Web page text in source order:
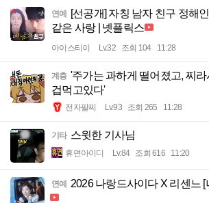
연예
[선공개] 자칭 남자 친구 정해
같은 사랑 | 넷플릭스
아이스티이 Lv.32 조회 104 11:28
계층 '주가는 과하게 떨어졌고, 찌
겁먹고있다'
전자팔찌 Lv.93 조회 265 11:28
기타 스윗한 기사님
휴면아이디 Lv.84 조회 616 11:20
연예 2026 나랑드사이다 X 리센느 [